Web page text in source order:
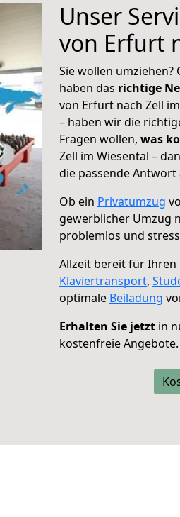
Unser
von Erfurt
Sie wollen
haben das richtige
von Erfurt nach Zell
– haben wir die
Fragen wollen, was
Zell im Wiesental –
die passende
Ob ein Privatumzug
gewerblicher Umzug
problemlos und
Allzeit bereit für Ihren
Klaviertransport,
optimale Beiladung
Erhalten Sie jetzt in
kostenfreie Angebote.